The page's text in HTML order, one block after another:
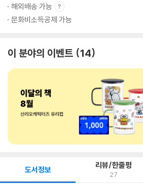
해외배송 가능
문화비소득공제 가능
이 분야의 이벤트 14
도서정보 리뷰/한줄평
27